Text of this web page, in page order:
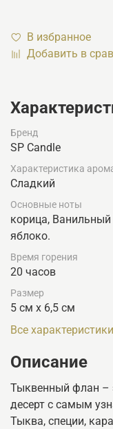
В избранное
Добавить в
Бренд
SP Candle
Характеристика
Сладкий
Основные ноты
корица,
яблоко.
Время горения
20 часов
Размер
5 см х 6,5 см
Все характеристики
Описание
Тыквенный флан –
десерт с самым
Тыква, специи,